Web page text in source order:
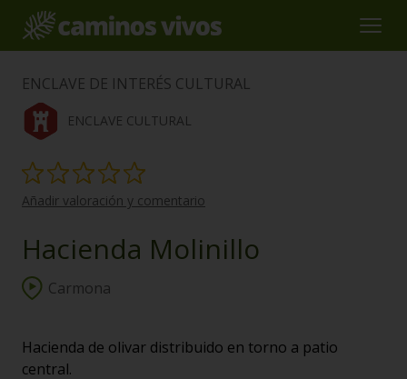
ENCLAVE DE INTERÉS CULTURAL
ENCLAVE CULTURAL
Añadir valoración y comentario
Hacienda Molinillo
Carmona
Hacienda de olivar distribuido en torno a patio
central.